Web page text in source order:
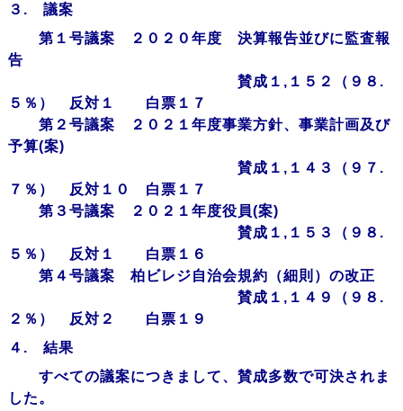
３. 議案
第１号議案 ２０２０年度 決算報告並びに監査報
告
賛成１,１５２（９８.
５％） 反対１ 白票１７
第２号議案 ２０２１年度事業方針、事業計画及び
予算(案)
賛成１,１４３（９７.
７％） 反対１０ 白票１７
第３号議案 ２０２１年度役員(案)
賛成１,１５３（９８.
５％） 反対１ 白票１６
第４号議案 柏ビレジ自治会規約（細則）の改正
賛成１,１４９（９８.
２％） 反対２ 白票１９
４. 結果
すべての議案につきまして、賛成多数で可決されま
した。